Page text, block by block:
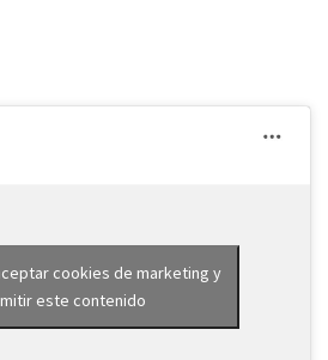
cookies de marketing y
este contenido